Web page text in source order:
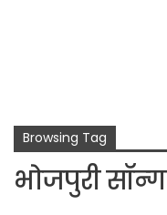
Browsing Tag
भोजपुरी सॉन्ग